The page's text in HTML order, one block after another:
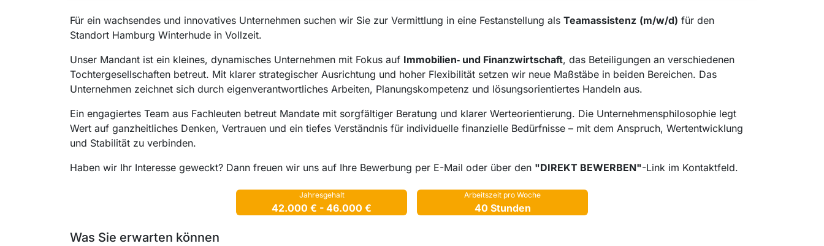
Für ein wachsendes und innovatives Unternehmen suchen wir Sie zur Vermittlung in eine Festanstellung als Teamassistenz (m/w/d) für den
Standort Hamburg Winterhude in Vollzeit.
Unser Mandant ist ein kleines, dynamisches Unternehmen mit Fokus auf Immobilien‑ und Finanzwirtschaft, das Beteiligungen an verschiedenen
Tochtergesellschaften betreut. Mit klarer strategischer Ausrichtung und hoher Flexibilität setzen wir neue Maßstäbe in beiden Bereichen. Das
Unternehmen zeichnet sich durch eigenverantwortliches Arbeiten, Planungskompetenz und lösungsorientiertes Handeln aus.
Ein engagiertes Team aus Fachleuten betreut Mandate mit sorgfältiger Beratung und klarer Werteorientierung. Die Unternehmensphilosophie legt
Wert auf ganzheitliches Denken, Vertrauen und ein tiefes Verständnis für individuelle finanzielle Bedürfnisse – mit dem Anspruch, Wertentwicklung
und Stabilität zu verbinden.
Haben wir Ihr Interesse geweckt? Dann freuen wir uns auf Ihre Bewerbung per E-Mail oder über den "DIREKT BEWERBEN"-Link im Kontaktfeld.
Jahresgehalt
42.000 € - 46.000 €
Arbeitszeit pro Woche
40 Stunden
Was Sie erwarten können